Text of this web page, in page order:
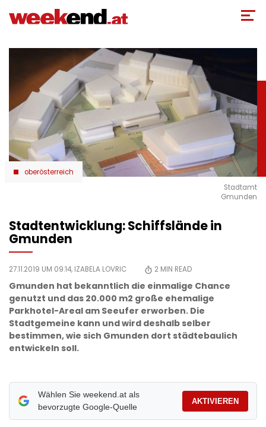
zum
oberösterreich
Stadtamt
Gmunden
Stadtentwicklung: Schiffslände in
Gmunden
27.11.2019 UM 09:14, IZABELA LOVRIC 2 MIN READ
Gmunden hat bekanntlich die einmalige Chance
genutzt und das 20.000 m2 große ehemalige
Parkhotel-Areal am Seeufer erworben. Die
Stadtgemeine kann und wird deshalb selber
bestimmen, wie sich Gmunden dort städtebaulich
entwickeln soll.
Wählen Sie weekend.at als
bevorzugte Google-Quelle
AKTIVIEREN